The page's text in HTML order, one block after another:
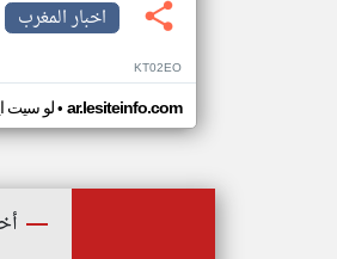
اخبار المغرب
KT02EO
لو سيت• ar.lesiteinfo.com